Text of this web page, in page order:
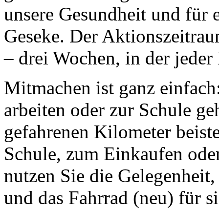
unsere Gesundheit und
Geseke. Der
– drei Wochen, in der
Mitmachen ist ganz
arbeiten oder zur Schule
gefahrenen Kilometer
Schule, zum Einkaufen
nutzen Sie die
und das Fahrrad (neu) für